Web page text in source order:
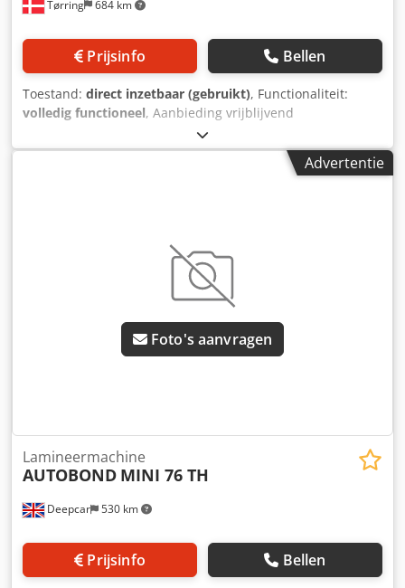
Tørring 684 km
Prijsinfo Bellen
Toestand: direct inzetbaar (gebruikt), Functionaliteit:
volledig functioneel, Aanbieding vrijblijvend
LAMINEERMACHINE EUROLAM III-IDH 540 G10P
Papierformaat max. 540x740 mm Lamineersnelheid max.
30 m/min Papierdikte 120-350 g/m² Diameter voorste rol:
optimaal. Chodpfozrlu Iox Abtoa Prijs: op aanvraag
Leverbaarheid: direct! Vraag naar gedetailleerde foto's!
Advertentie
Foto's aanvragen
Deepcar 530 km
Lamineermachine
AUTOBOND MINI 76 TH
Prijsinfo Bellen